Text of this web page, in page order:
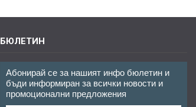
БЮЛЕТИН
Абонирай се за нашият инфо бюлетин и
бъди информиран за всички новости и
промоционални предложения